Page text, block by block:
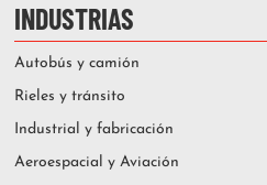
INDUSTRIAS
Autobús y camión
Rieles y tránsito
Industrial y fabricación
Aeroespacial y Aviación